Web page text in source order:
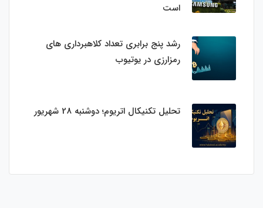
است
رشد پنج برابری تعداد کلاهبرداری های
رمزارزی در یوتیوب
تحلیل تکنیکال اتریوم؛ دوشنبه 28 شهریور